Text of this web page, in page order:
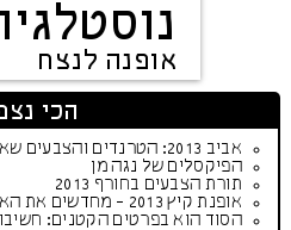
אופנה לנצח
הכי
אביב 2013: הטרנדים והצבעים שאתם חייבים בארון
הפיקסלים של נגה מן
תורת הצבעים בחורף 2013
אופנת קיץ 2013 - מחדשים את הארון
הסוד הוא בפרטים הקטנים: